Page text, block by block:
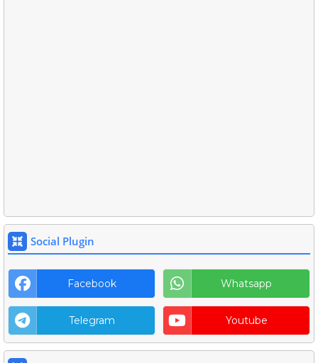
Social Plugin
Facebook Whatsapp
Telegram Youtube